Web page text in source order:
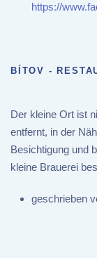
https://
BÍTOV -
Der kleine Ort ist
entfernt, in der
Besichtigung und
kleine Brauerei
geschrieben